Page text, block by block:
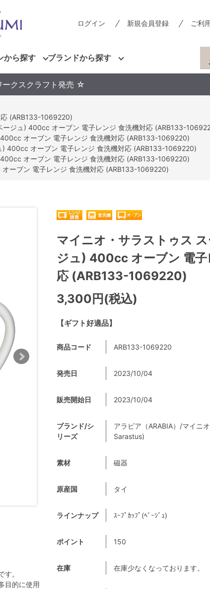
ログイン 新規会員登録 ご利
から探す ブランドから探す
クスクラフト発売 ☆
(ARB133-1069220)
ージュ) 400cc オーブン 電子レンジ 食洗機対応 (ARB133-
オーブン 電子レンジ 食洗機対応 (ARB133-1069220)
) 400cc オーブン 電子レンジ 食洗機対応 (ARB133-1069220)
オーブン 電子レンジ 食洗機対応 (ARB133-1069220)
ーブン 電子レンジ 食洗機対応 (ARB133-1069220)
。
目的に使用
【ギフト好適品】
マイニオ・サラストゥス
ジュ) 400cc オーブン 電子
応 (ARB133-1069220)
3,300円(税込)
商品コード ARB133-1069220
発売日 2023/10/04
販売開始日 2023/10/04
ブランド/シ
リーズ
アラビア（ARABIA）/マイニ
Sarastus)
素材 磁器
原産国 タイ
ラインナップ ｽｰﾌﾟｶｯﾌﾟ(ﾍﾞｰｼﾞｭ)
ポイント 150
在庫 在庫少なくなっております。